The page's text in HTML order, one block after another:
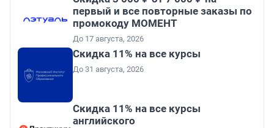
первый и все повторные заказы по
промокоду МОМЕНТ
До 17 августа, 2026
Скидка 11% на все курсы
До 31 августа, 2026
Скидка 11% на все курсы
английского